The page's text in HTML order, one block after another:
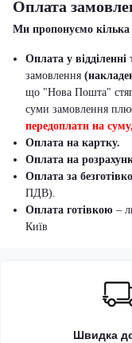
Оплата
Ми пропонуємо кілька
Оплата у відділенні
замовлення
що "Нова Пошта"
суми замовлення
передоплати на
Оплата на картку.
Оплата на
Оплата за
ПДВ).
Оплата готівкою –
Київ
Швидка